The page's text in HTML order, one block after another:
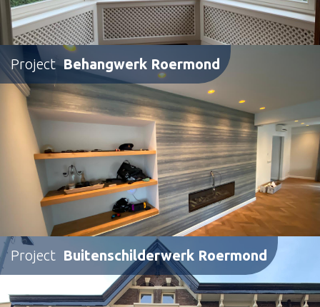
Project Behangwerk Roermond
Project Buitenschilderwerk Roermond